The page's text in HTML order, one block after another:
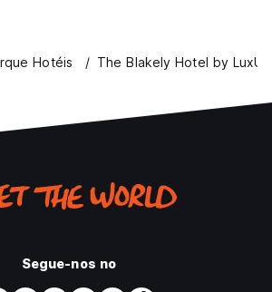
Hotéis The Blakely Hotel by
Segue-nos no